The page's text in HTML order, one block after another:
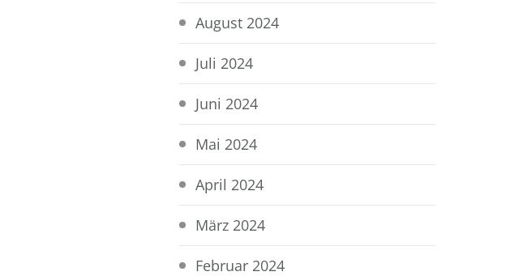
August 2024
Juli 2024
Juni 2024
Mai 2024
April 2024
März 2024
Februar 2024